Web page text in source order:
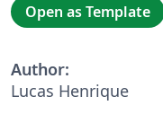
Open as Template
Author:
Lucas Henrique